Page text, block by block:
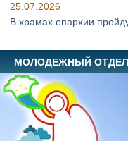
25.07.2026
В храмах епархии
МОЛОДЕЖНЫЙ ОТДЕЛ